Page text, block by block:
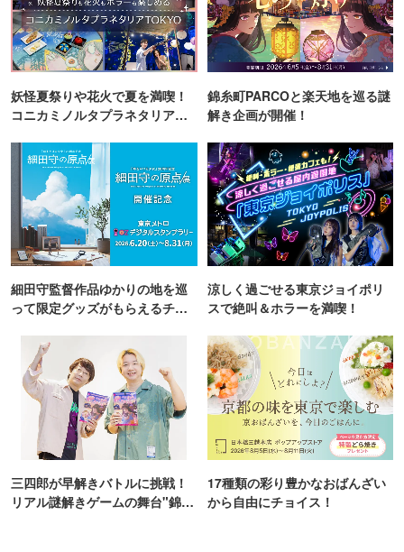
妖怪夏祭りや花火で夏を満喫！
コニカミノルタプラネタリア
錦糸町PARCOと楽天地を巡る謎
解き企画が開催！
細田守監督作品ゆかりの地を巡
って限定グッズがもらえるチャ
涼しく過ごせる東京ジョイポリ
スで絶叫＆ホラーを満喫！
三四郎が早解きバトルに挑戦！
リアル謎解きゲームの舞台"錦糸
17種類の彩り豊かなおばんざい
から自由にチョイス！